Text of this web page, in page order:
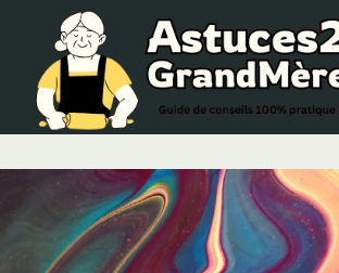
contenu